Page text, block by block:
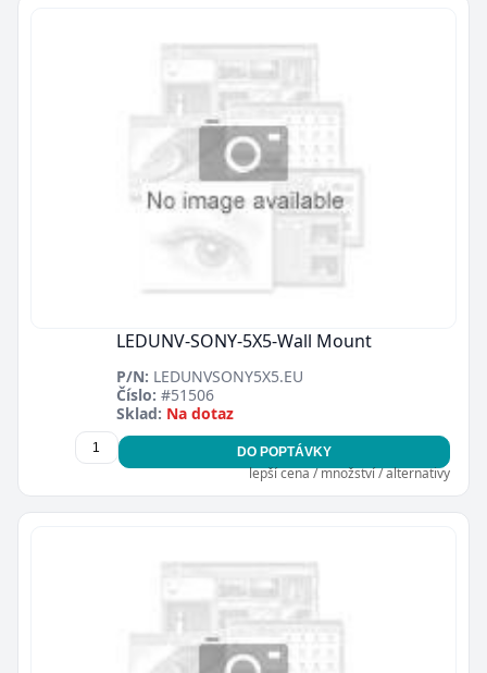
LEDUNV-SONY-5X5-Wall Mount
P/N: LEDUNVSONY5X5.EU
Číslo: #51506
Sklad: Na dotaz
DO POPTÁVKY
lepší cena / množství / alternativy